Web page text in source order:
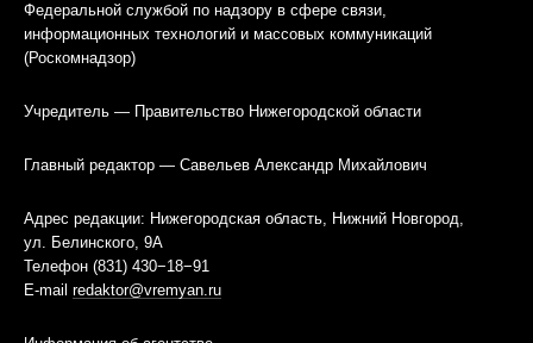
Федеральной службой по надзору в сфере связи,
информационных технологий и массовых коммуникаций
(Роскомнадзор)
Учредитель — Правительство Нижегородской области
Главный редактор — Савельев Александр Михайлович
Адрес редакции: Нижегородская область, Нижний Новгород,
ул. Белинского, 9А
Телефон (831) 430−18−91
E-mail redaktor@vremyan.ru